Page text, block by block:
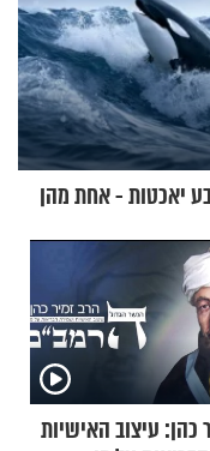
יאכטות - אחת מהן
כהן: עיצוב האישיות